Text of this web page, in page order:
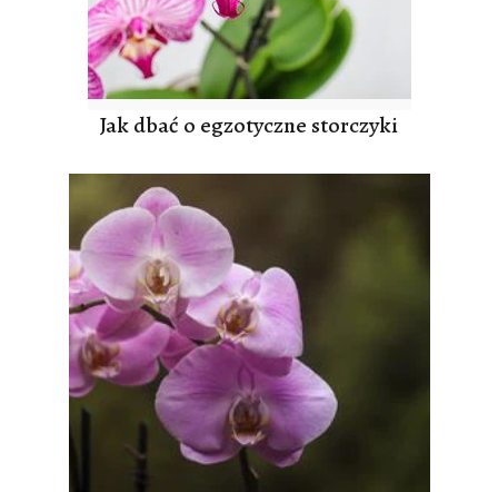
Jak dbać o egzotyczne storczyki